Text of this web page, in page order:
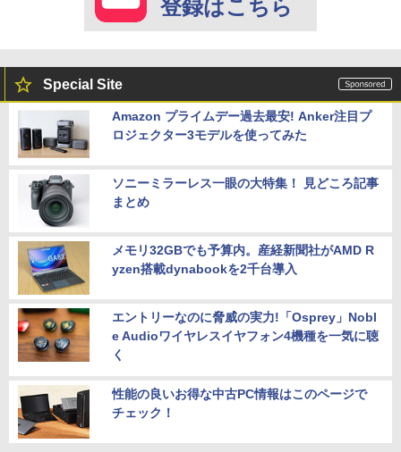
登録はこちら
Special Site
Amazon プライムデー過去最安! Anker注目プ
ロジェクター3モデルを使ってみた
ソニーミラーレス一眼の大特集！ 見どころ記事
まとめ
メモリ32GBでも予算内。産経新聞社がAMD R
yzen搭載dynabookを2千台導入
エントリーなのに脅威の実力!「Osprey」Nobl
e Audioワイヤレスイヤフォン4機種を一気に聴
く
性能の良いお得な中古PC情報はこのページで
チェック！